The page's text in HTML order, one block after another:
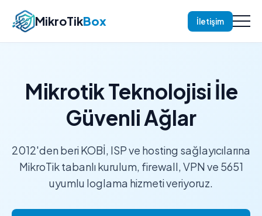
MikroTikBox İletişim
Mikrotik Teknolojisi İle
Güvenli Ağlar
2012'den beri KOBİ, ISP ve hosting sağlayıcılarına
MikroTik tabanlı kurulum, firewall, VPN ve 5651
uyumlu loglama hizmeti veriyoruz.